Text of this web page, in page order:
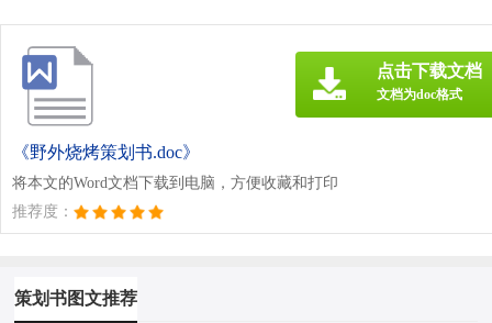
《野外烧烤策划书.doc》
将本文的Word文档下载到电脑，方便收藏和打印
推荐度：
点击下载文档
文档为doc格式
策划书图文推荐